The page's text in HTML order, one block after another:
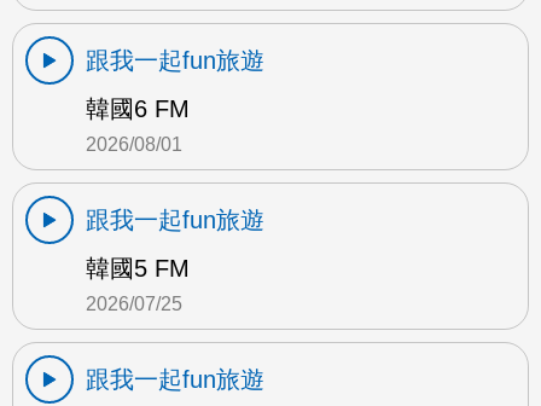
跟我一起fun旅遊
韓國6 FM
2026/08/01
跟我一起fun旅遊
韓國5 FM
2026/07/25
跟我一起fun旅遊